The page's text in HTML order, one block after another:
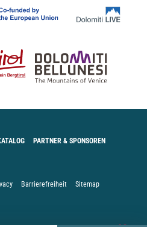
PARTNER & SPONSOREN
Barrierefreiheit Sitemap